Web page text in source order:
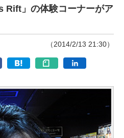
Rift」の体験コーナーがア
（2014/2/13 21:30）